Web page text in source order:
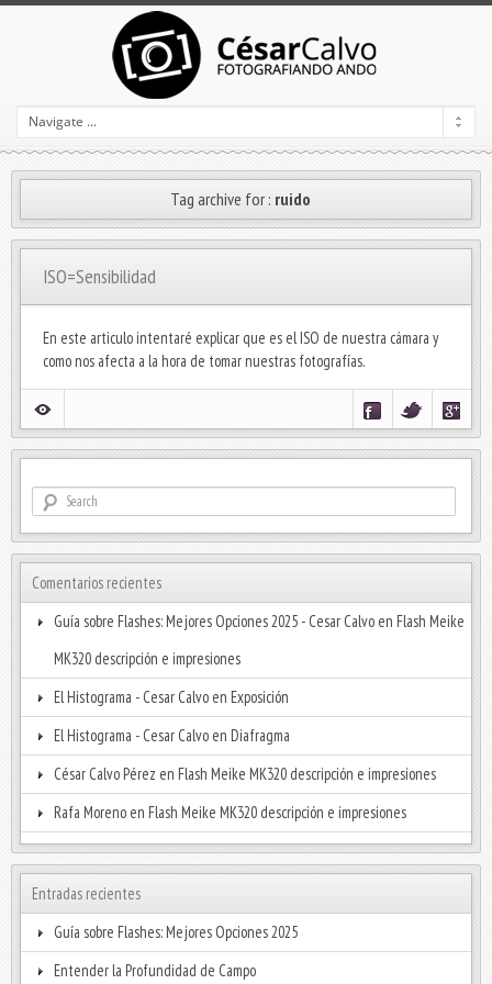
Tag archive for : ruido
ISO=Sensibilidad
En este articulo intentaré explicar que es el ISO de nuestra cámara y
como nos afecta a la hora de tomar nuestras fotografías.
Comentarios recientes
Guía sobre Flashes: Mejores Opciones 2025 - Cesar Calvo en Flash Meike
MK320 descripción e impresiones
El Histograma - Cesar Calvo en Exposición
El Histograma - Cesar Calvo en Diafragma
César Calvo Pérez en Flash Meike MK320 descripción e impresiones
Rafa Moreno en Flash Meike MK320 descripción e impresiones
Entradas recientes
Guía sobre Flashes: Mejores Opciones 2025
Entender la Profundidad de Campo